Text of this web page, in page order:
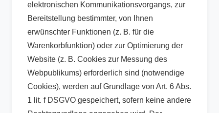
elektronischen Kommunikationsvorgangs, zur
Bereitstellung bestimmter, von Ihnen
erwünschter Funktionen (z. B. für die
Warenkorbfunktion) oder zur Optimierung der
Website (z. B. Cookies zur Messung des
Webpublikums) erforderlich sind (notwendige
Cookies), werden auf Grundlage von Art. 6 Abs.
1 lit. f DSGVO gespeichert, sofern keine andere